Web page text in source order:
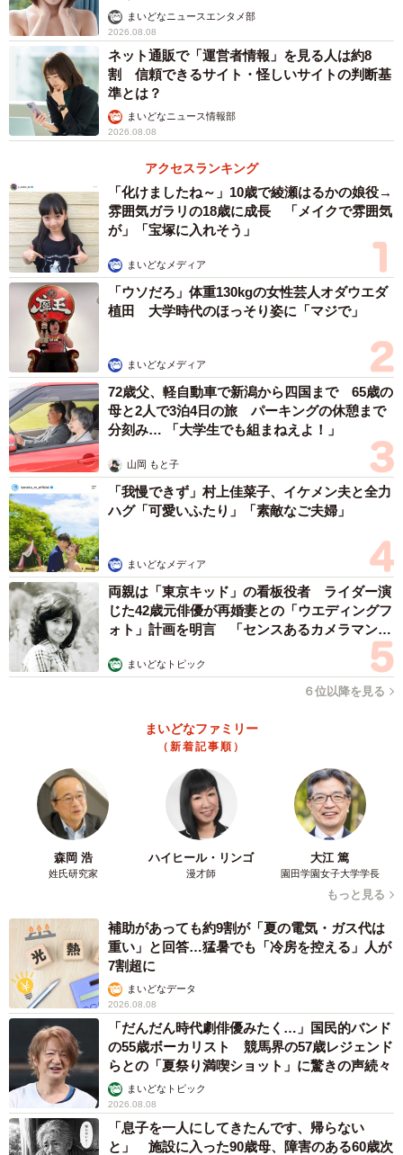
まいどなニュースエンタメ部
2026.08.08
ネット通販で「運営者情報」を見る人は約8
割 信頼できるサイト・怪しいサイトの判断基
準とは？
まいどなニュース情報部
2026.08.08
アクセスランキング
「化けましたね～」10歳で綾瀬はるかの娘役→
雰囲気ガラリの18歳に成長 「メイクで雰囲気
が」「宝塚に入れそう」
まいどなメディア
「ウソだろ」体重130kgの女性芸人オダウエダ
植田 大学時代のほっそり姿に「マジで」
まいどなメディア
72歳父、軽自動車で新潟から四国まで 65歳の
母と2人で3泊4日の旅 パーキングの休憩まで
分刻み… 「大学生でも組まねえよ！」
山岡 もと子
「我慢できず」村上佳菜子、イケメン夫と全力
ハグ「可愛いふたり」「素敵なご夫婦」
まいどなメディア
両親は「東京キッド」の看板役者 ライダー演
じた42歳元俳優が再婚妻との「ウエディングフ
ォト」計画を明言 「センスあるカメラマン求
まいどなトピック
６位以降を見る
まいどなファミリー
（新着記事順）
森岡 浩
姓氏研究家
ハイヒール・リンゴ
漫才師
大江 篤
園田学園女子大学学長
もっと見る
補助があっても約9割が「夏の電気・ガス代は
重い」と回答…猛暑でも「冷房を控える」人が
7割超に
まいどなデータ
2026.08.08
「だんだん時代劇俳優みたく…」国民的バンド
の55歳ボーカリスト 競馬界の57歳レジェンド
らとの「夏祭り満喫ショット」に驚きの声続々
まいどなトピック
2026.08.08
「息子を一人にしてきたんです、帰らない
と」 施設に入った90歳母、障害のある60歳次